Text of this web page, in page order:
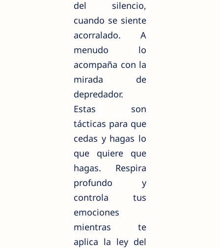
del silencio,
cuando se siente
acorralado. A
menudo lo
acompaña con la
mirada de
depredador.
Estas son
tácticas para que
cedas y hagas lo
que quiere que
hagas. Respira
profundo y
controla tus
emociones
mientras te
aplica la ley del